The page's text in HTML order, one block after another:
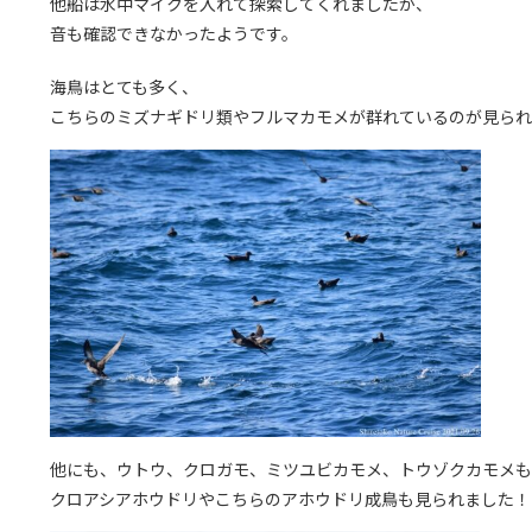
音も確認できなかったようです。
海鳥はとても多く、
こちらのミズナギドリ類やフルマカモメが群れているのが見られ
他にも、ウトウ、クロガモ、ミツユビカモメ、トウゾクカモメ
クロアシアホウドリやこちらのアホウドリ成鳥も見られました！